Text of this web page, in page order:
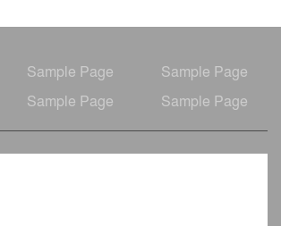
Sample Page
Sample Page
Sample Page Sample Page